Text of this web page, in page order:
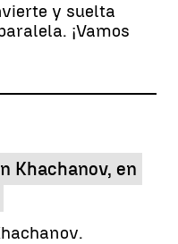
y suelta
¡Vamos
Khachanov, en